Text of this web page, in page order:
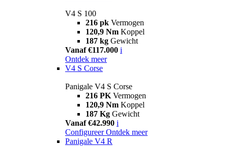
V4 S 100
216 pk Vermogen
120,9 Nm Koppel
187 kg Gewicht
Vanaf €117.000 i
Ontdek meer
V4 S Corse
Panigale V4 S Corse
216 PK Vermogen
120,9 Nm Koppel
187 Kg Gewicht
Vanaf €42.990 i
Configureer Ontdek meer
Panigale V4 R